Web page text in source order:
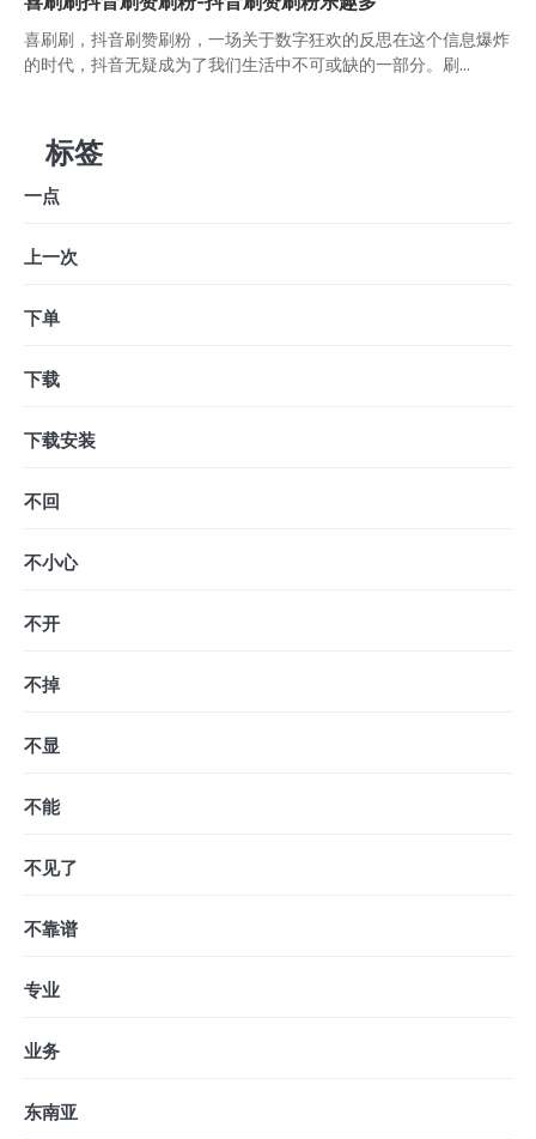
喜刷刷，抖音刷赞刷粉，一场关于数字狂欢的反思在这个信息爆炸
的时代，抖音无疑成为了我们生活中不可或缺的一部分。刷...
标签
一点
上一次
下单
下载
下载安装
不回
不小心
不开
不掉
不显
不能
不见了
不靠谱
专业
业务
东南亚